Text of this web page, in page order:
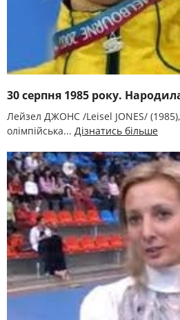
30 серпня 1985 року.
Лейзел ДЖОНС /Leisel JONES/
олімпійська... Дізнатись більше